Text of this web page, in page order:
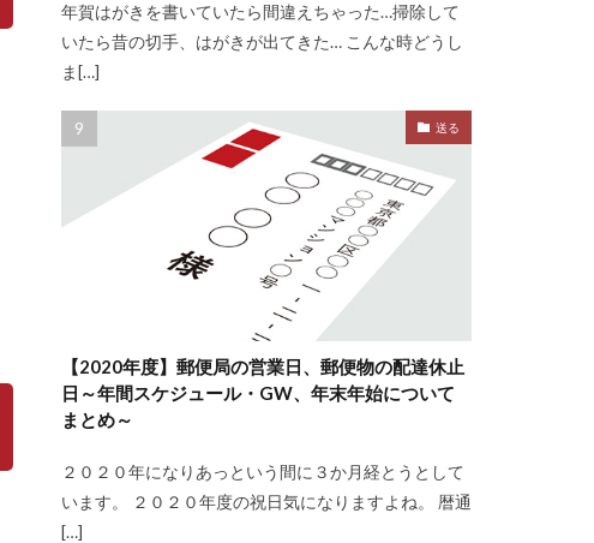
年賀はがきを書いていたら間違えちゃった…掃除して
いたら昔の切手、はがきが出てきた… こんな時どうし
ま[…]
送る
【2020年度】郵便局の営業日、郵便物の配達休止
日～年間スケジュール・GW、年末年始について
まとめ～
２０２０年になりあっという間に３か月経とうとして
います。 ２０２０年度の祝日気になりますよね。 暦通
[…]